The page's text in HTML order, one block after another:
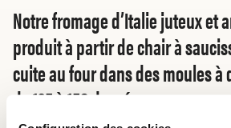
Notre fromage d’Italie juteux et
produit à partir de chair à
cuite au four dans des moules
de 125 à 150 degrés.